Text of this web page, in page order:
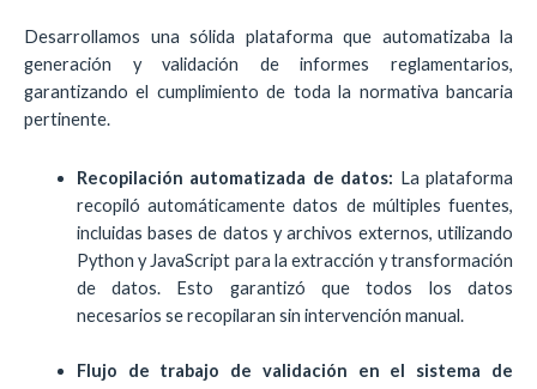
Desarrollamos una sólida plataforma que automatizaba la
generación y validación de informes reglamentarios,
garantizando el cumplimiento de toda la normativa bancaria
pertinente.
Recopilación automatizada de datos: La plataforma
recopiló automáticamente datos de múltiples fuentes,
incluidas bases de datos y archivos externos, utilizando
Python y JavaScript para la extracción y transformación
de datos. Esto garantizó que todos los datos
necesarios se recopilaran sin intervención manual.
Flujo de trabajo de validación en el sistema de